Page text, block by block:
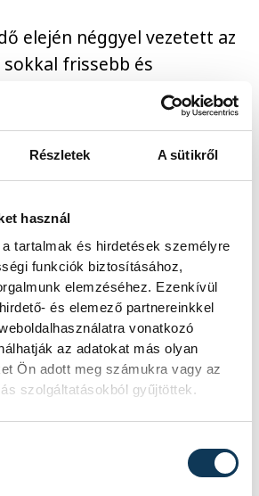
Részletek A sütikről
használ
tartalmak és hirdetések személyre
funkciók biztosításához,
elemzéséhez. Ezenkívül
és elemező partnereinkkel
vonatkozó
az adatokat más olyan
Ön adott meg számukra vagy az
szolgáltatásokból gyűjtöttek.
elején néggyel vezetett az
frissebb és
a magyaroknál, és a
rendre góllal büntette. A
a kritikus, ötgólos
Gulyás István szövetségi
hatékonyan
őrizték a
előnyt.